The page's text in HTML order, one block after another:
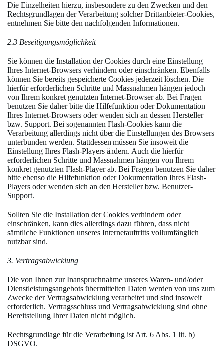
Die Einzelheiten hierzu, insbesondere zu den Zwecken und den
Rechtsgrundlagen der Verarbeitung solcher Drittanbieter-Cookies,
entnehmen Sie bitte den nachfolgenden Informationen.
2.3 Beseitigungsmöglichkeit
Sie können die Installation der Cookies durch eine Einstellung
Ihres Internet-Browsers verhindern oder einschränken. Ebenfalls
können Sie bereits gespeicherte Cookies jederzeit löschen. Die
hierfür erforderlichen Schritte und Massnahmen hängen jedoch
von Ihrem konkret genutzten Internet-Browser ab. Bei Fragen
benutzen Sie daher bitte die Hilfefunktion oder Dokumentation
Ihres Internet-Browsers oder wenden sich an dessen Hersteller
bzw. Support. Bei sogenannten Flash-Cookies kann die
Verarbeitung allerdings nicht über die Einstellungen des Browsers
unterbunden werden. Stattdessen müssen Sie insoweit die
Einstellung Ihres Flash-Players ändern. Auch die hierfür
erforderlichen Schritte und Massnahmen hängen von Ihrem
konkret genutzten Flash-Player ab. Bei Fragen benutzen Sie daher
bitte ebenso die Hilfefunktion oder Dokumentation Ihres Flash-
Players oder wenden sich an den Hersteller bzw. Benutzer-
Support.
Sollten Sie die Installation der Cookies verhindern oder
einschränken, kann dies allerdings dazu führen, dass nicht
sämtliche Funktionen unseres Internetauftritts vollumfänglich
nutzbar sind.
3. Vertragsabwicklung
Die von Ihnen zur Inanspruchnahme unseres Waren- und/oder
Dienstleistungsangebots übermittelten Daten werden von uns zum
Zwecke der Vertragsabwicklung verarbeitet und sind insoweit
erforderlich. Vertragsschluss und Vertragsabwicklung sind ohne
Bereitstellung Ihrer Daten nicht möglich.
Rechtsgrundlage für die Verarbeitung ist Art. 6 Abs. 1 lit. b)
DSGVO.